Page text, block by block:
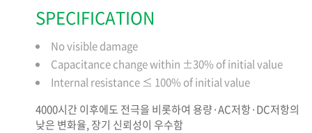
SPECIFICATION
No visible damage
Capacitance change within ±30% of initial value
Internal resistance ≤ 100% of initial value
4000시간 이후에도 전극을 비롯하여 용량·AC저항·DC저항의
낮은 변화율, 장기 신뢰성이 우수함